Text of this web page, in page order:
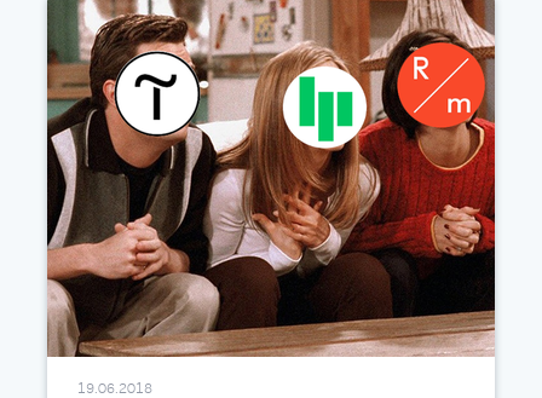
19.06.2018